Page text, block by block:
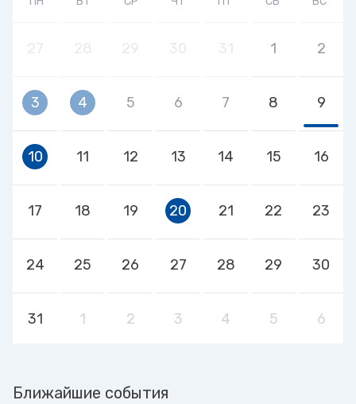
1 2
3 4 5 6 7 8 9
10 11 12 13 14 15 16
17 18 19 20 21 22 23
24 25 26 27 28 29 30
31 1 2 3 4 5 6
Ближайшие события